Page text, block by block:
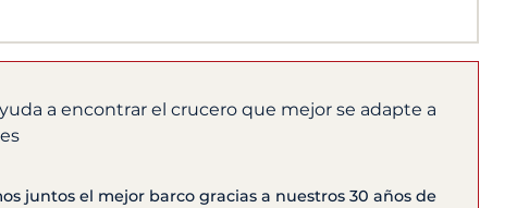
a encontrar el crucero que mejor se adapte a
juntos el mejor barco gracias a nuestros 30 años de